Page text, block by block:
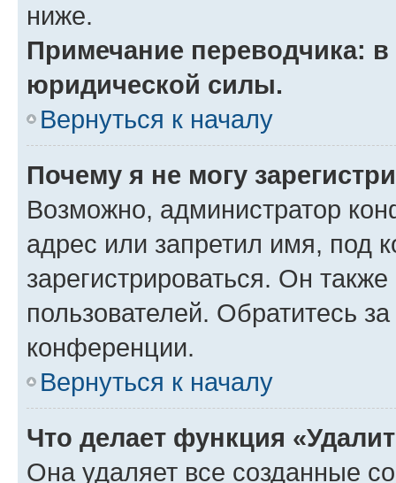
ниже.
Примечание переводчика:
юридической силы.
Вернуться к началу
Почему я не могу
Возможно, администратор
адрес или запретил имя, под
зарегистрироваться. Он
пользователей. Обратитесь
конференции.
Вернуться к началу
Что делает функция
Она удаляет все созданные